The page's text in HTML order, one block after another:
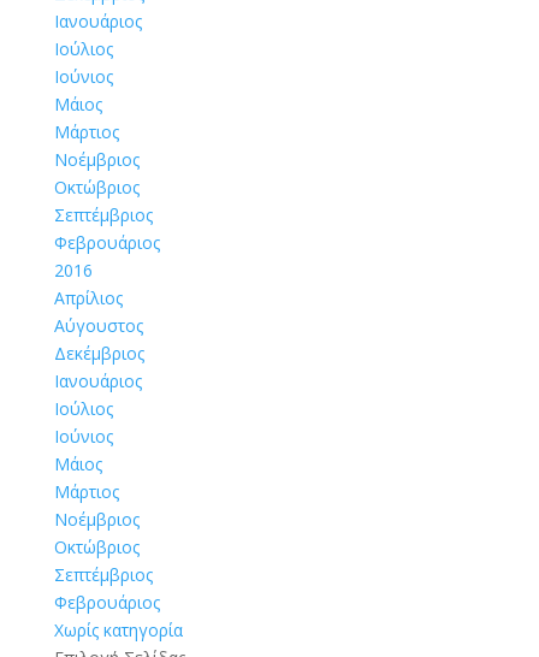
Ιανουάριος
Ιούλιος
Ιούνιος
Μάιος
Μάρτιος
Νοέμβριος
Οκτώβριος
Σεπτέμβριος
Φεβρουάριος
2016
Απρίλιος
Αύγουστος
Δεκέμβριος
Ιανουάριος
Ιούλιος
Ιούνιος
Μάιος
Μάρτιος
Νοέμβριος
Οκτώβριος
Σεπτέμβριος
Φεβρουάριος
Χωρίς κατηγορία